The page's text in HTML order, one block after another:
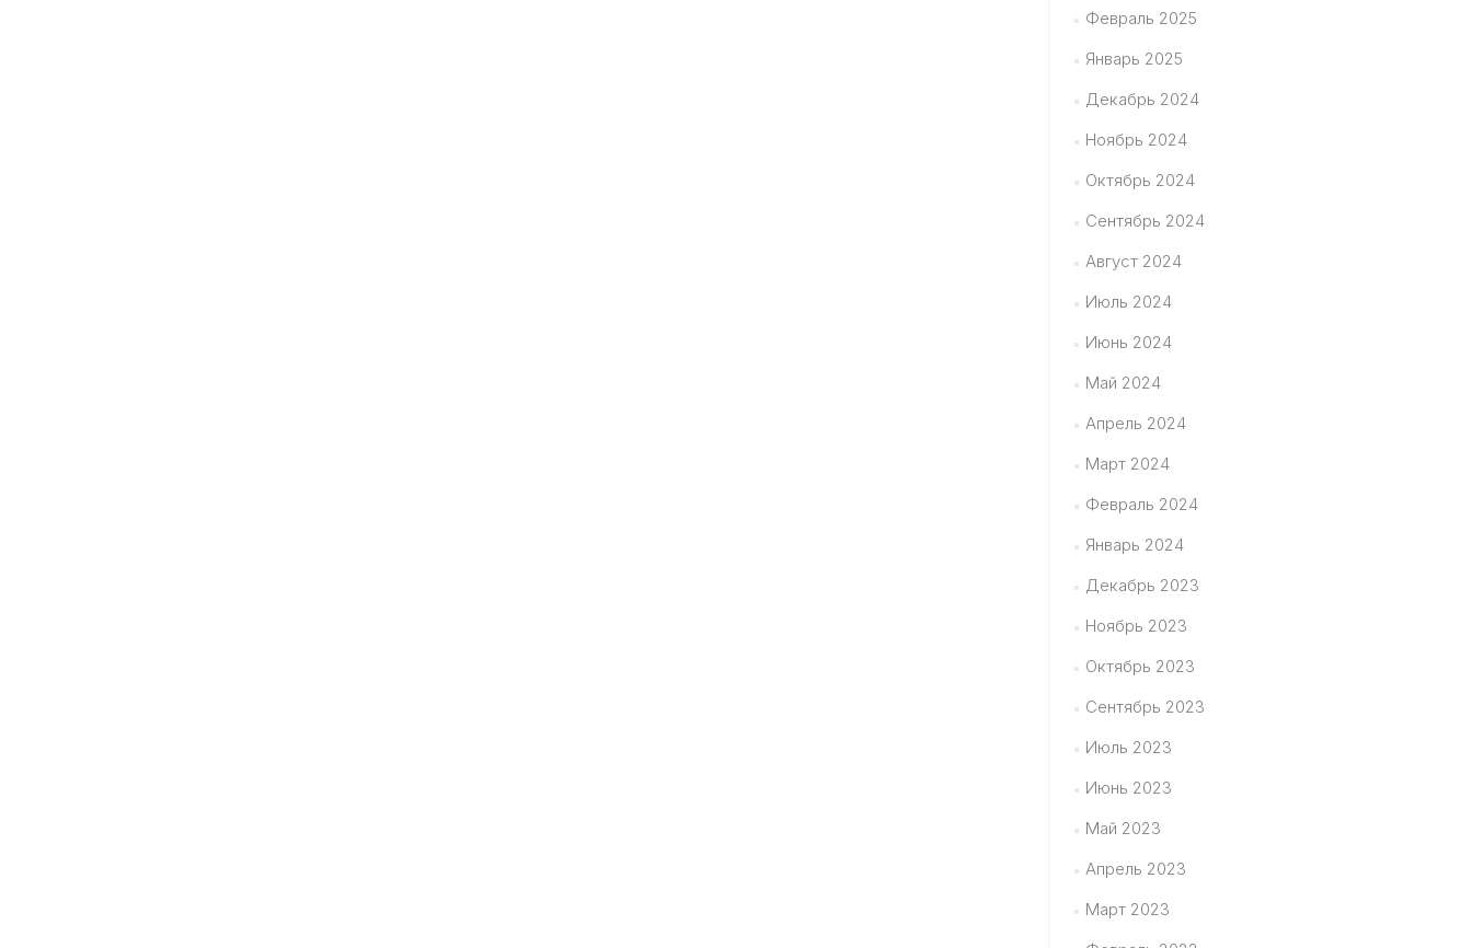
Февраль 2025
Январь 2025
Декабрь 2024
Ноябрь 2024
Октябрь 2024
Сентябрь 2024
Август 2024
Июль 2024
Июнь 2024
Май 2024
Апрель 2024
Март 2024
Февраль 2024
Январь 2024
Декабрь 2023
Ноябрь 2023
Октябрь 2023
Сентябрь 2023
Июль 2023
Июнь 2023
Май 2023
Апрель 2023
Март 2023